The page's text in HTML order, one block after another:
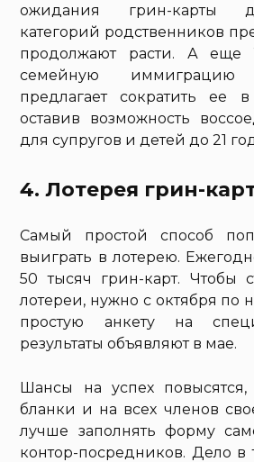
ожидания грин-карты
категорий родственников
продолжают расти. А еще
семейную
предлагает сократить ее
оставив возможность
для супругов и детей до 21
4. Лотерея грин-
Самый простой способ
выиграть в лотерею.
50 тысяч грин-карт. Чтобы
лотереи, нужно с октября по
простую анкету на
результаты объявляют в мае.
Шансы на успех повысятся,
бланки и на всех членов
лучше заполнять форму
контор-посредников. Дело в